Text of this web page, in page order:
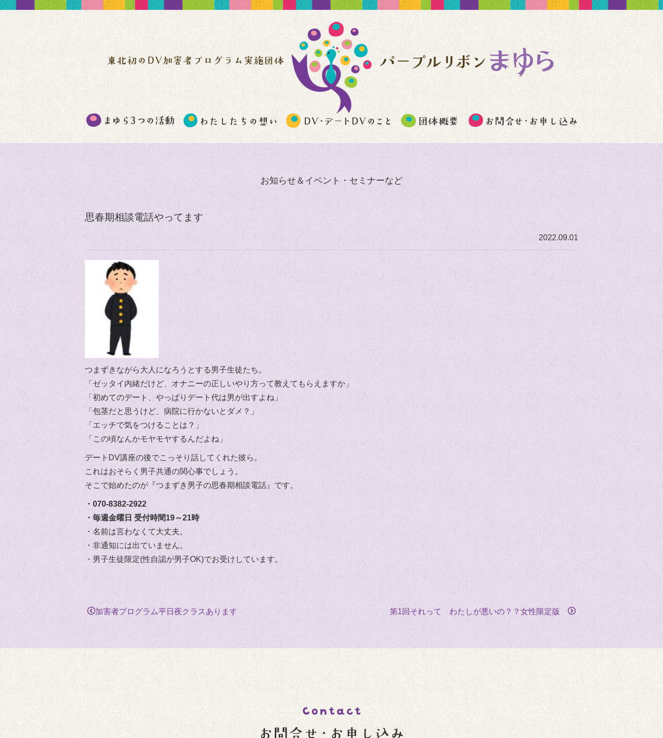
お知らせ＆イベント・セミナーなど
思春期相談電話やってます
2022.09.01
つまずきながら大人になろうとする男子生徒たち。
「ゼッタイ内緒だけど、オナニーの正しいやり方って教えてもらえますか」
「初めてのデート、やっぱりデート代は男が出すよね」
「包茎だと思うけど、病院に行かないとダメ？」
「エッチで気をつけることは？」
「この頃なんかモヤモヤするんだよね」
デートDV講座の後でこっそり話してくれた彼ら。
これはおそらく男子共通の関心事でしょう。
そこで始めたのが『つまずき男子の思春期相談電話』です。
・070-8382-2922
・毎週金曜日 受付時間19～21時
・名前は言わなくて大丈夫。
・非通知には出ていません。
・男子生徒限定(性自認が男子OK)でお受けしています。
加害者プログラム平日夜クラスあります 第1回それって わたしが悪いの？？女性限定版